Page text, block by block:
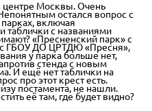
центре Москвы. Очень
остался вопрос с
включая
таблички с названиями
«Пресненский парк» с
с ГБОУ ДО ЦРТДЮ «Пресня»,
у парка больше нет,
стенда с новым
И ещё нет таблички на
про этот крест есть.
постамента, не нашли.
её там, где будет видно?